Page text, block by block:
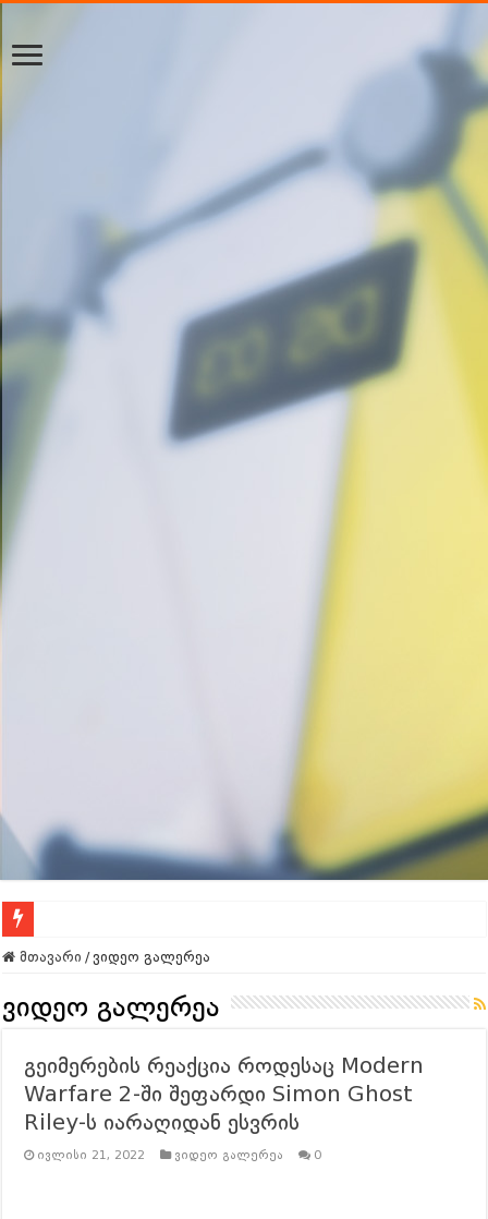
Call Of Duty – გაფაქტეს
გეიმინგ Community გამოკითხვა – შენი აზრი მნიშვნელოვანია!
გეიმინგ ინდუსტრიის ლეგენდა Vince Zampella გარდაიცვალა |
Battlefield 6 Battle Royale – ინსტრუქცია
Battlefield 6 Early Access Codes Drop – აგვისტო 8 და 9 რიცხვის
მთავარი / ვიდეო გალერეა
ვიდეო გალერეა
გეიმერების რეაქცია როდესაც Modern
Warfare 2-ში შეფარდი Simon Ghost
Riley-ს იარაღიდან ესვრის
ივლისი 21, 2022 ვიდეო გალერეა 0